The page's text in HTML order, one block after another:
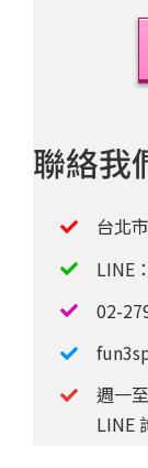
聯絡我
台北
LINE
02-
週一
LINE